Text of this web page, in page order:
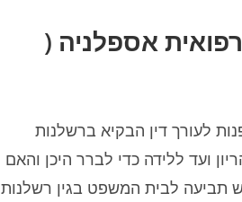
אספלניה (
לעורך דין הבקיא ברשלנות
ועד ללידה כדי לברר היכן והאם
תביעה לבית המשפט בגין רשלנות